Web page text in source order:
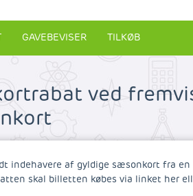
GAVEBEVISER TILKØB
ved
indehavere af gyldige sæsonkort fra
skal billetten købes via linket her